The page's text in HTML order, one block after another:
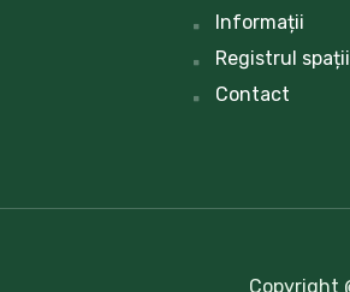
Informații
Registrul
Contact
Copyright